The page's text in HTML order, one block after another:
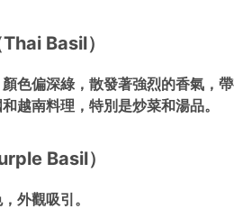
Basil）
色偏深綠，散發著強烈的香氣，帶
越南料理，特別是炒菜和湯品。
Basil）
外觀吸引。